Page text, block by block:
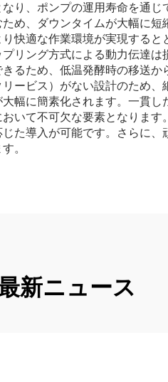
り、ポンプの運用寿命を通
め、ダウンタイムが大幅に
快適な作業環境が実現する
リング方式による動力伝達
るため、低温発酵時の移送
ービス）がない設計のため
幅に簡素化されます。一貫
いて不可欠な要素となりま
た導入が可能です。さらに
。
新ニュース